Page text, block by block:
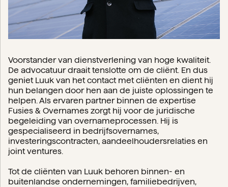
Voorstander van dienstverlening van hoge kwaliteit.
De advocatuur draait tenslotte om de cliënt. En dus
geniet Luuk van het contact met cliënten en dient hij
hun belangen door hen aan de juiste oplossingen te
helpen. Als ervaren partner binnen de expertise
Fusies & Overnames zorgt hij voor de juridische
begeleiding van overnameprocessen. Hij is
gespecialiseerd in bedrijfsovernames,
investeringscontracten, aandeelhoudersrelaties en
joint ventures.
Tot de cliënten van Luuk behoren binnen- en
buitenlandse ondernemingen, familiebedrijven,